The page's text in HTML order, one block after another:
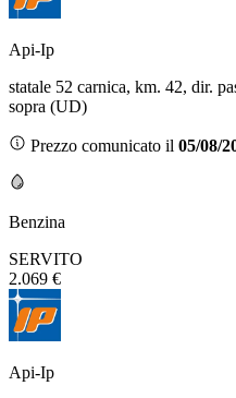
Api-Ip
statale 52 carnica, km. 42, dir.
sopra (UD)
Prezzo comunicato il 05/08/
Benzina
SERVITO
2.069 €
Api-Ip